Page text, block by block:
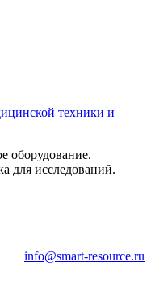
оборудование.
для исследований.
info@smart-resource.ru